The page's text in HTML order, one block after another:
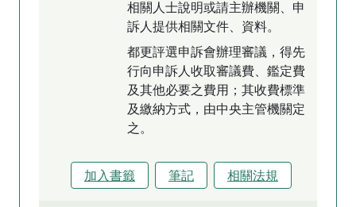
相關人士說明或請主辦機關、申
訴人提供相關文件、資料。
都更評選申訴會辦理審議，得先
行向申訴人收取審議費、鑑定費
及其他必要之費用；其收費標準
及繳納方式，由中央主管機關定
之。
加入書籤 筆記 相關法規